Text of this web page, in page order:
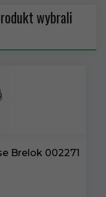
wybrali
Brelok 002271